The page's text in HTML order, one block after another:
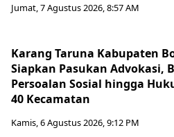
Jumat, 7 Agustus 2026, 8:57 AM
Karang Taruna Kabupaten
Siapkan Pasukan Advokasi,
Persoalan Sosial hingga
40 Kecamatan
Kamis, 6 Agustus 2026, 9:12 PM